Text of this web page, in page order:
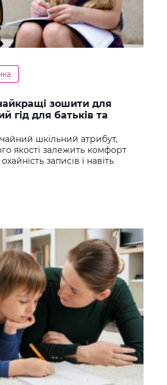
зошити для
гід для батьків та
шкільний атрибут,
якості залежить комфорт
записів і навіть